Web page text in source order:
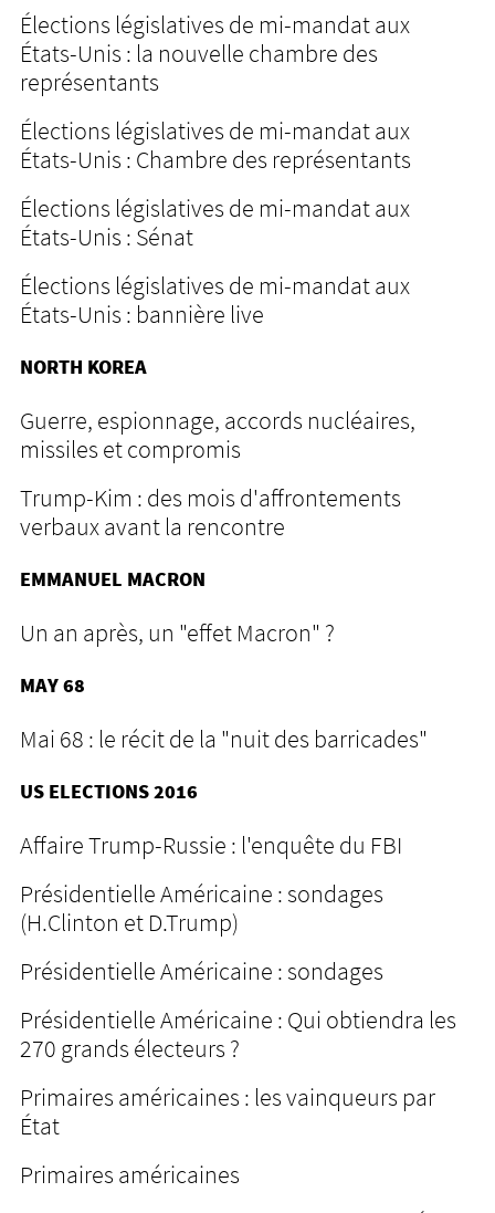
Élections législatives de mi-mandat aux
États-Unis : la nouvelle chambre des
représentants
Élections législatives de mi-mandat aux
États-Unis : Chambre des représentants
Élections législatives de mi-mandat aux
États-Unis : Sénat
Élections législatives de mi-mandat aux
États-Unis : bannière live
NORTH KOREA
Guerre, espionnage, accords nucléaires,
missiles et compromis
Trump-Kim : des mois d'affrontements
verbaux avant la rencontre
EMMANUEL MACRON
Un an après, un "effet Macron" ?
MAY 68
Mai 68 : le récit de la "nuit des barricades"
US ELECTIONS 2016
Affaire Trump-Russie : l'enquête du FBI
Présidentielle Américaine : sondages
(H.Clinton et D.Trump)
Présidentielle Américaine : sondages
Présidentielle Américaine : Qui obtiendra les
270 grands électeurs ?
Primaires américaines : les vainqueurs par
État
Primaires américaines